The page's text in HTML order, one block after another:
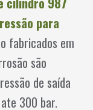
para
fabricados em
são
de saída
300 bar.